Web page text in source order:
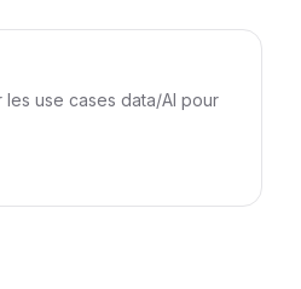
use cases data/AI pour